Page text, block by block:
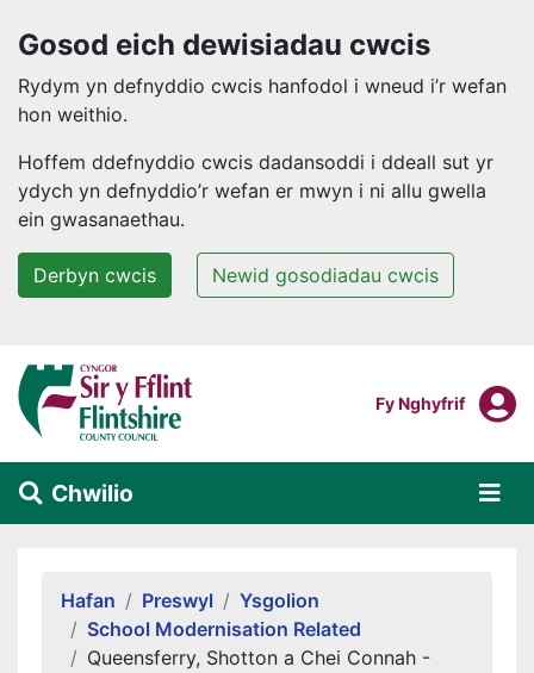
Gosod eich dewisiadau cwcis
Rydym yn defnyddio cwcis hanfodol i wneud i’r wefan
hon weithio.
Hoffem ddefnyddio cwcis dadansoddi i ddeall sut yr
ydych yn defnyddio’r wefan er mwyn i ni allu gwella
ein gwasanaethau.
Derbyn cwcis Newid gosodiadau cwcis
Neidio i'r prif gynnwys
Mewngofnodi I
Fy Nghyfrif
Chwilio
Hafan Preswyl
Ysgolion
School Modernisation Related
Queensferry, Shotton a Chei Connah -